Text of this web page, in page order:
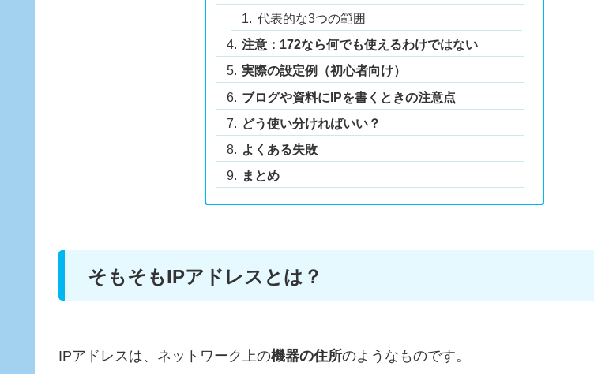
代表的な3つの範囲
注意：172なら何でも使えるわけではない
実際の設定例（初心者向け）
ブログや資料にIPを書くときの注意点
どう使い分ければいい？
よくある失敗
まとめ
そもそもIPアドレスとは？
IPアドレスは、ネットワーク上の機器の住所のようなものです。